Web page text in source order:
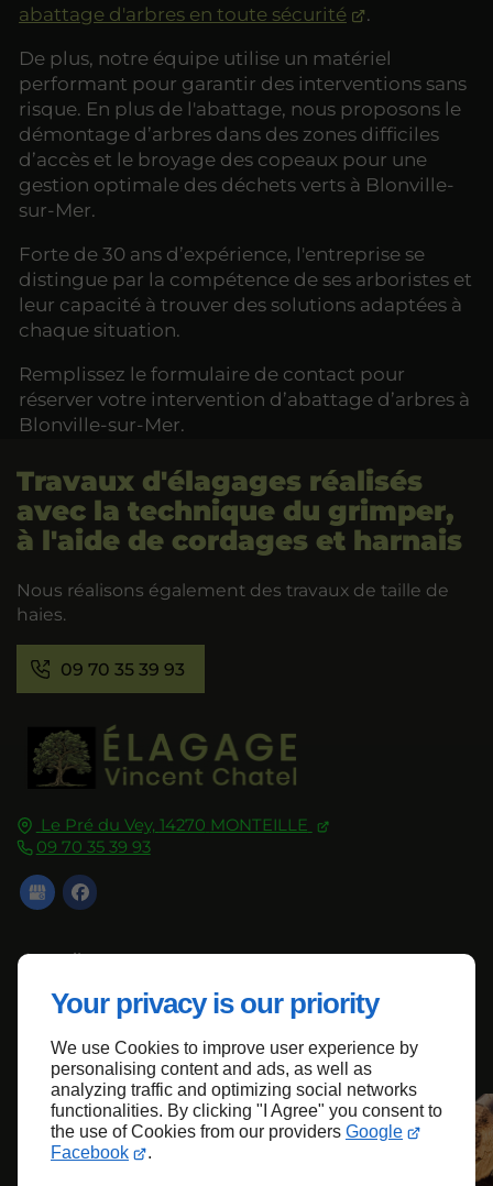
Your privacy is our priority
We use Cookies to improve user experience by
personalising content and ads, as well as
analyzing traffic and optimizing social networks
functionalities. By clicking "I Agree" you consent to
the use of Cookies from our providers Google
Facebook
.
abattage d'arbres en toute sécurité
.
De plus, notre équipe utilise un matériel
performant pour garantir des interventions sans
risque. En plus de l'abattage, nous proposons le
démontage d’arbres dans des zones difficiles
d’accès et le broyage des copeaux pour une
gestion optimale des déchets verts à Blonville-
sur-Mer.
Forte de 30 ans d’expérience, l'entreprise se
distingue par la compétence de ses arboristes et
leur capacité à trouver des solutions adaptées à
chaque situation.
Remplissez le formulaire de contact pour
réserver votre intervention d’abattage d’arbres à
Blonville-sur-Mer.
Le Pré du Vey, 14270 MONTEILLE
09 70 35 39 93
Accueil
Contactez-nous
Mentions légales
Plan du site
Travaux d'élagages réalisés
avec la technique du grimper,
à l'aide de cordages et harnais
Nous réalisons également des travaux de taille de
haies.
09 70 35 39 93
Haut de page